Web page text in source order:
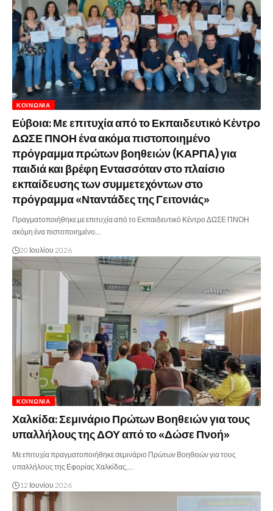
ΚΟΙΝΩΝΊΑ
Εύβοια: Με επιτυχία από το Εκπαιδευτικό Κέντρο
ΔΩΣΕ ΠΝΟΗ ένα ακόμα πιστοποιημένο
πρόγραμμα πρώτων βοηθειών (ΚΑΡΠΑ) για
παιδιά και βρέφη Εντασσόταν στο πλαίσιο
εκπαίδευσης των συμμετεχόντων στο
πρόγραμμα «Νταντάδες της Γειτονιάς»
Πραγματοποιήθηκε με επιτυχία από το Εκπαιδευτικό Κέντρο ΔΩΣΕ ΠΝΟΗ
ακόμη ένα πιστοποιημένο…
20 Ιουλίου 2026
ΚΟΙΝΩΝΊΑ
Χαλκίδα: Σεμινάριο Πρώτων Βοηθειών για τους
υπαλλήλους της ΔΟΥ από το «Δώσε Πνοή»
Με επιτυχία πραγματοποιήθηκε σεμινάριο Πρώτων Βοηθειών για τους
υπαλλήλους της Εφορίας Χαλκίδας,…
12 Ιουνίου 2026